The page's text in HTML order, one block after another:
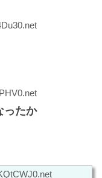
ったか